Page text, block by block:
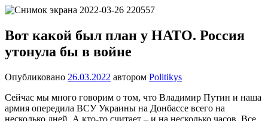
Перейти
содержимому
один
сайт
на
WordPress
Вот какой был план у НАТО. Россия
утонула бы в войне
Опубликовано 26.03.2022 автором Politikys
Сейчас мы много говорим о том, что Владимир Путин и наша
армия опередила ВСУ Украины на Донбассе всего на
несколько дней. А кто-то считает – и на несколько часов. Все